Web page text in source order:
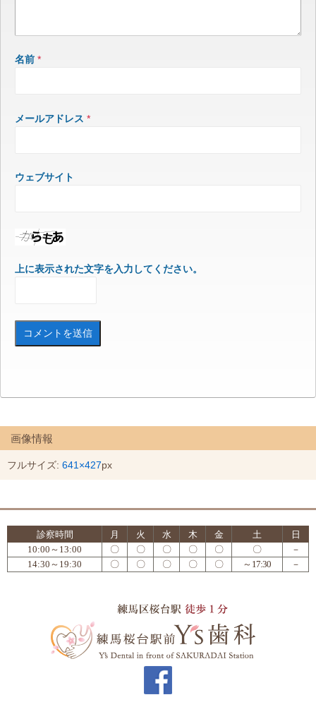
名前 *
メールアドレス *
ウェブサイト
上に表示された文字を入力してください。
画像情報
フルサイズ: 641×427px
診察時間 月 火 水 木 金 土
日
10:00～13:00
〇 〇 〇 〇 〇 〇
－
14:30～19:30
〇 〇 〇 〇 〇 ～17:30 －